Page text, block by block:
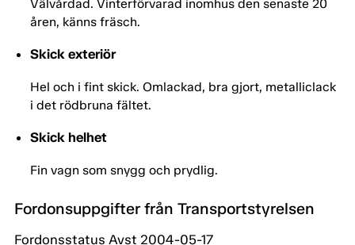
Välvårdad. Vinterförvarad inomhus den senaste 20
åren, känns fräsch.
Skick exteriör
Hel och i fint skick. Omlackad, bra gjort, metalliclack
i det rödbruna fältet.
Skick helhet
Fin vagn som snygg och prydlig.
Fordonsuppgifter från Transportstyrelsen
Fordonsstatus Avst 2004-05-17